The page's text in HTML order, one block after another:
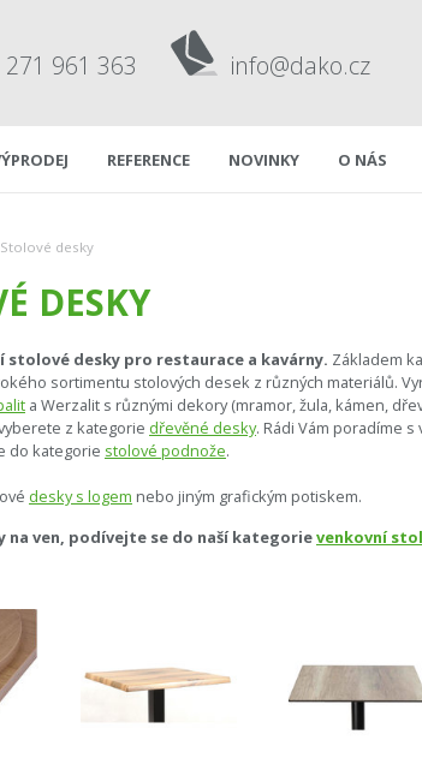
271 961 363 info@dako.cz
REFERENCE NOVINKY O NÁS
Stolové desky
DESKY
stolové desky pro restaurace a kavárny. Základem
sortimentu stolových desek z různých materiálů.
a Werzalit s různými dekory (mramor, žula, kámen,
z kategorie dřevěné desky. Rádi Vám poradíme
do kategorie stolové podnože.
desky s logem nebo jiným grafickým potiskem.
na ven, podívejte se do naší kategorievenkovní